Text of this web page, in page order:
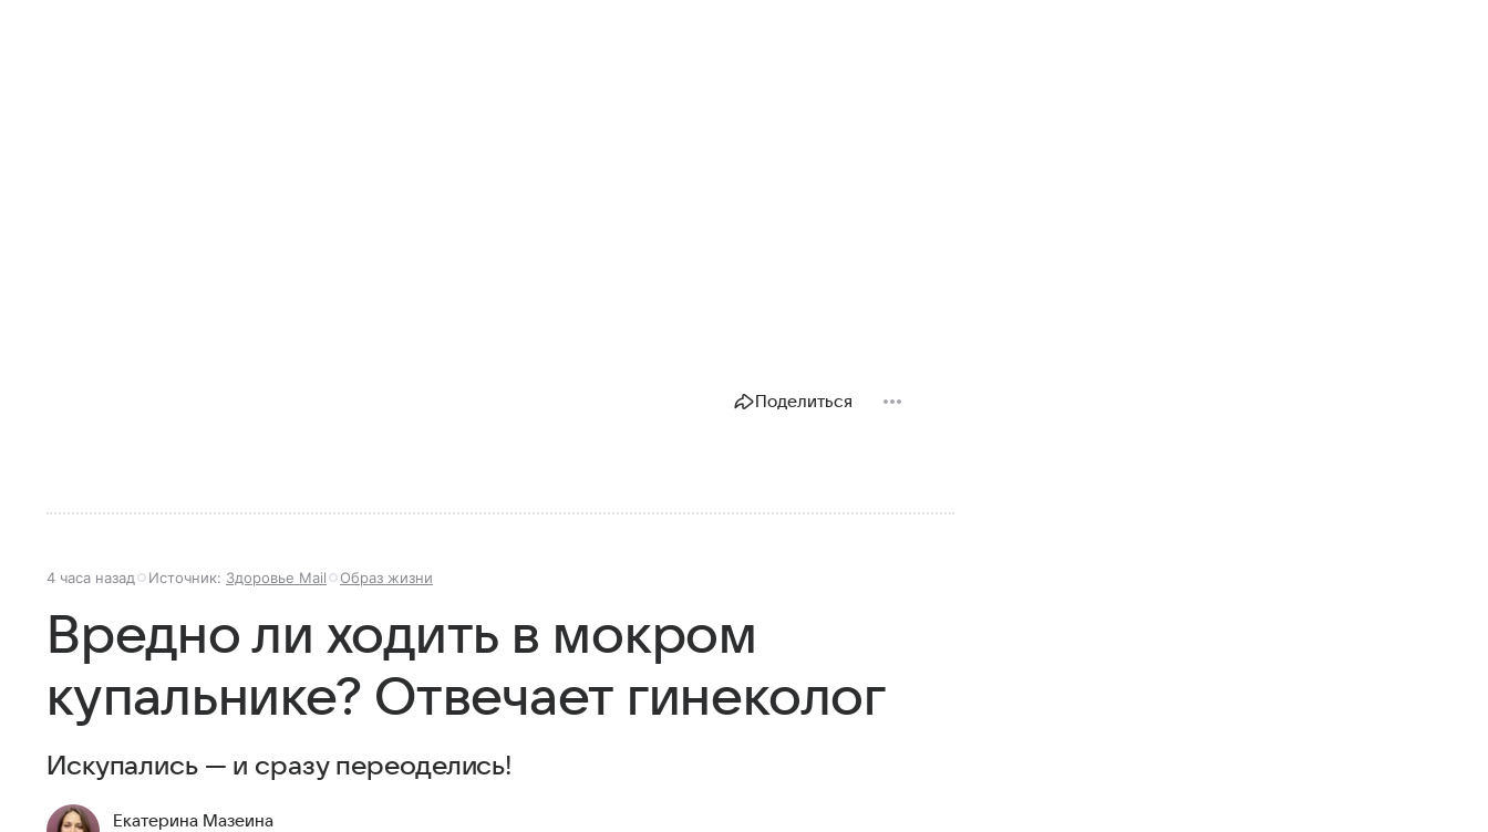
Поделиться
4 часа назад Источник: Здоровье Mail Образ жизни
Вредно ли ходить в мокром
купальнике? Отвечает гинеколог
Искупались — и сразу переоделись!
Екатерина Мазеина